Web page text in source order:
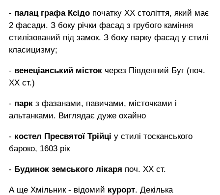
- палац графа Ксідо початку ХХ століття, який має
2 фасади. З боку річки фасад з грубого каміння
стилізований під замок. З боку парку фасад у стилі
класицизму;
- венеціанський місток через Південний Буг (поч.
ХХ ст.)
- парк з фазанами, павичами, місточками і
альтанками. Виглядає дуже охайно
- костел Пресвятої Трійці у стилі тосканського
бароко, 1603 рік
- Будинок земського лікаря поч. ХХ ст.
А ще Хмільник - відомий курорт. Декілька